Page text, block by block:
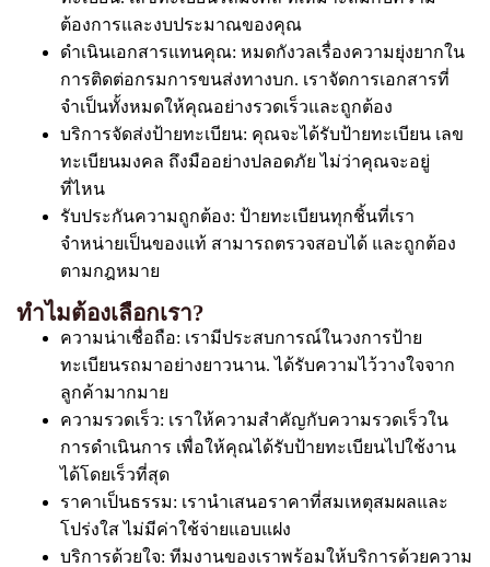
ต้องการและงบประมาณของคุณ
ดำเนินเอกสารแทนคุณ: หมดกังวลเรื่องความยุ่งยากใน
การติดต่อกรมการขนส่งทางบก. เราจัดการเอกสารที่
จำเป็นทั้งหมดให้คุณอย่างรวดเร็วและถูกต้อง
บริการจัดส่งป้ายทะเบียน: คุณจะได้รับป้ายทะเบียน เลข
ทะเบียนมงคล ถึงมืออย่างปลอดภัย ไม่ว่าคุณจะอยู่
ที่ไหน
รับประกันความถูกต้อง: ป้ายทะเบียนทุกชิ้นที่เรา
จำหน่ายเป็นของแท้ สามารถตรวจสอบได้ และถูกต้อง
ตามกฎหมาย
ทำไมต้องเลือกเรา?
ความน่าเชื่อถือ: เรามีประสบการณ์ในวงการป้าย
ทะเบียนรถมาอย่างยาวนาน. ได้รับความไว้วางใจจาก
ลูกค้ามากมาย
ความรวดเร็ว: เราให้ความสำคัญกับความรวดเร็วใน
การดำเนินการ เพื่อให้คุณได้รับป้ายทะเบียนไปใช้งาน
ได้โดยเร็วที่สุด
ราคาเป็นธรรม: เรานำเสนอราคาที่สมเหตุสมผลและ
โปร่งใส ไม่มีค่าใช้จ่ายแอบแฝง
บริการด้วยใจ: ทีมงานของเราพร้อมให้บริการด้วยความ